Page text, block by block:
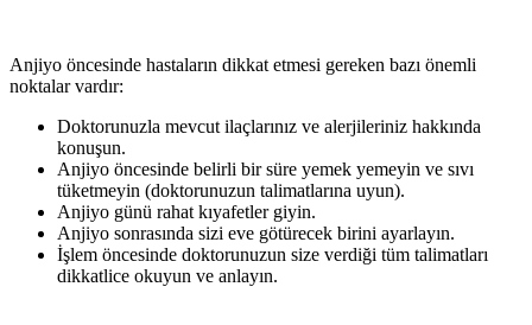
Anjiyo öncesinde hastaların dikkat etmesi gereken bazı önemli
noktalar vardır:
Doktorunuzla mevcut ilaçlarınız ve alerjileriniz hakkında
konuşun.
Anjiyo öncesinde belirli bir süre yemek yemeyin ve sıvı
tüketmeyin (doktorunuzun talimatlarına uyun).
Anjiyo günü rahat kıyafetler giyin.
Anjiyo sonrasında sizi eve götürecek birini ayarlayın.
İşlem öncesinde doktorunuzun size verdiği tüm talimatları
dikkatlice okuyun ve anlayın.